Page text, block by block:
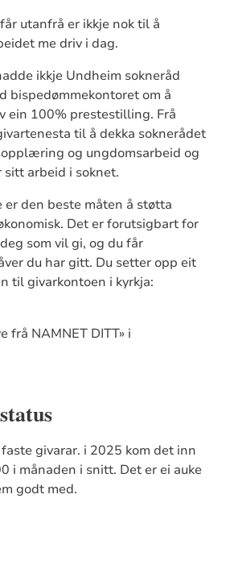
utanfrå er ikkje nok til å
me driv i dag.
ikkje Undheim sokneråd
bispedømmekontoret om å
ein 100% prestestilling. Frå
til å dekka soknerådet
og ungdomsarbeid og
arbeid i soknet.
er den beste måten å støtta
Det er forutsigbart for
som vil gi, og du får
du har gitt. Du setter opp eit
til givarkontoen i kyrkja:
frå NAMNET DITT» i
givarar. i 2025 kom det inn
i månaden i snitt. Det er ei auke
godt med.